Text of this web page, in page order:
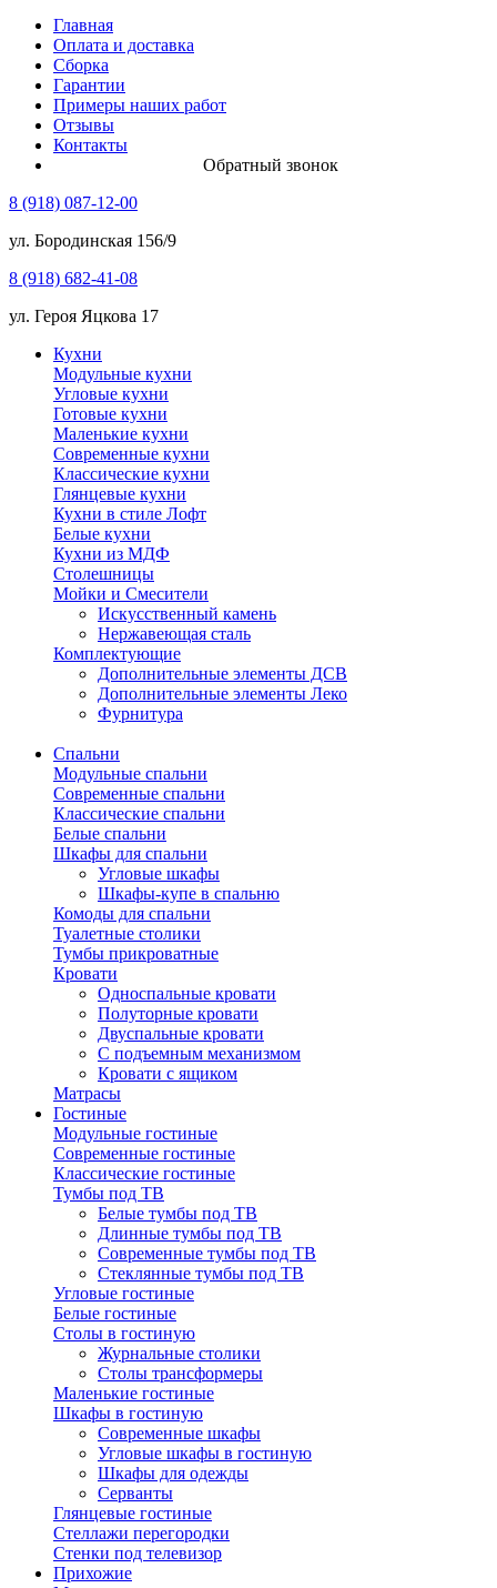
Главная
Оплата и доставка
Сборка
Гарантии
Примеры наших работ
Отзывы
Контакты
Обратный звонок
8 (918) 087-12-00
ул. Бородинская 156/9
8 (918) 682-41-08
ул. Героя Яцкова 17
Кухни
Модульные кухни
Угловые кухни
Готовые кухни
Маленькие кухни
Современные кухни
Классические кухни
Глянцевые кухни
Кухни в стиле Лофт
Белые кухни
Кухни из МДФ
Столешницы
Мойки и Смесители
Искусственный камень
Нержавеющая сталь
Комплектующие
Дополнительные элементы ДСВ
Дополнительные элементы Леко
Фурнитура
Спальни
Модульные спальни
Современные спальни
Классические спальни
Белые спальни
Шкафы для спальни
Угловые шкафы
Шкафы-купе в спальню
Комоды для спальни
Туалетные столики
Тумбы прикроватные
Кровати
Односпальные кровати
Полуторные кровати
Двуспальные кровати
С подъемным механизмом
Кровати с ящиком
Матрасы
Гостиные
Модульные гостиные
Современные гостиные
Классические гостиные
Тумбы под ТВ
Белые тумбы под ТВ
Длинные тумбы под ТВ
Современные тумбы под ТВ
Стеклянные тумбы под ТВ
Угловые гостиные
Белые гостиные
Столы в гостиную
Журнальные столики
Столы трансформеры
Маленькие гостиные
Шкафы в гостиную
Современные шкафы
Угловые шкафы в гостиную
Шкафы для одежды
Серванты
Глянцевые гостиные
Стеллажи перегородки
Стенки под телевизор
Прихожие